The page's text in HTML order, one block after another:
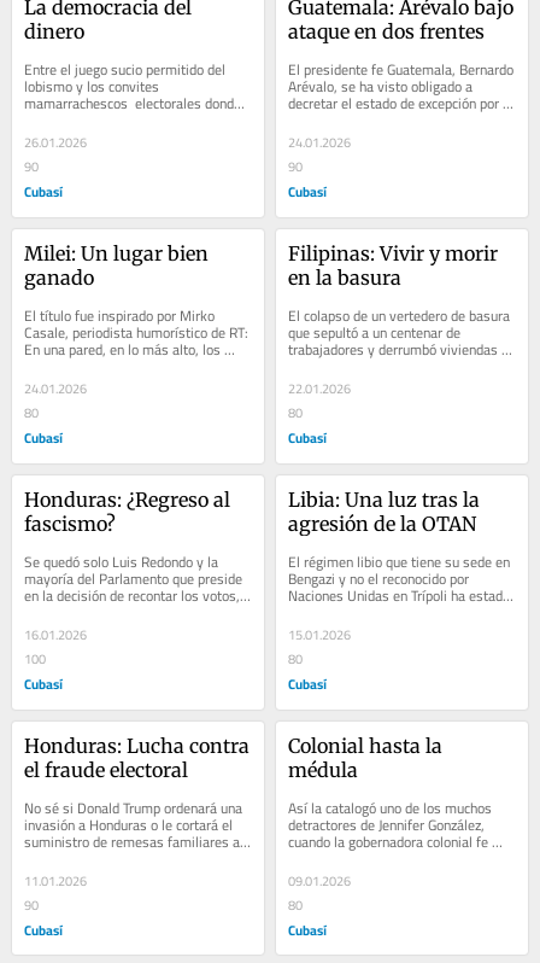
La democracia del
dinero
Entre el juego sucio permitido del
lobismo y los convites
mamarrachescos  electorales donde
dinero, se ahoga la...
26.01.2026
90
Cubasí
Guatemala: Arévalo bajo
ataque en dos frentes
El presidente fe Guatemala, Bernardo
Arévalo, se ha visto obligado a
decretar el estado de excepción por
30 días para enfrentar el reto
proveniente...
24.01.2026
90
Cubasí
Milei: Un lugar bien
ganado
El título fue inspirado por Mirko
Casale, periodista humorístico de RT:
En una pared, en lo más alto, los
retratos de los genocidas Donald
Trump y...
24.01.2026
80
Cubasí
Filipinas: Vivir y morir
en la basura
El colapso de un vertedero de basura
que sepultó a un centenar de
trabajadores y derrumbó viviendas a
su alrededor, provocando la muerte a
24...
22.01.2026
80
Cubasí
Honduras: ¿Regreso al
fascismo?
Se quedó solo Luis Redondo y la
mayoría del Parlamento que preside
en la decisión de recontar los votos,
uno por uno, de las más recientes...
16.01.2026
100
Cubasí
Libia: Una luz tras la
agresión de la OTAN
El régimen libio que tiene su sede en
Bengazi y no el reconocido por
Naciones Unidas en Trípoli ha estado
dando muestras de su decisión de
salir...
15.01.2026
80
Cubasí
Honduras: Lucha contra
el fraude electoral
No sé si Donald Trump ordenará una
invasión a Honduras o le cortará el
suministro de remesas familiares a
11.01.2026
90
Cubasí
Colonial hasta la
médula
Así la catalogó uno de los muchos
detractores de Jennifer González,
cuando la gobernadora colonial fe
Puerto Rico reiteró que iba en serio
su...
09.01.2026
80
Cubasí